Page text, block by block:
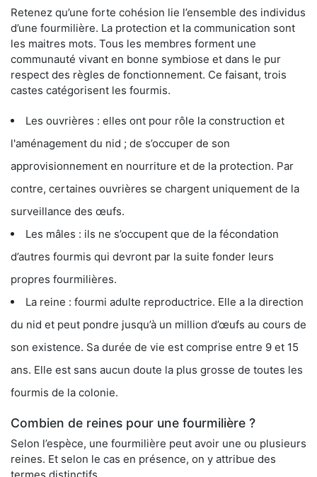
Retenez qu’une forte cohésion lie l’ensemble des individus
d’une fourmilière. La protection et la communication sont
les maitres mots. Tous les membres forment une
communauté vivant en bonne symbiose et dans le pur
respect des règles de fonctionnement. Ce faisant, trois
castes catégorisent les fourmis.
Les ouvrières : elles ont pour rôle la construction et
l'aménagement du nid ; de s’occuper de son
approvisionnement en nourriture et de la protection. Par
contre, certaines ouvrières se chargent uniquement de la
surveillance des œufs.
Les mâles : ils ne s’occupent que de la fécondation
d’autres fourmis qui devront par la suite fonder leurs
propres fourmilières.
La reine : fourmi adulte reproductrice. Elle a la direction
du nid et peut pondre jusqu’à un million d’œufs au cours de
son existence. Sa durée de vie est comprise entre 9 et 15
ans. Elle est sans aucun doute la plus grosse de toutes les
fourmis de la colonie.
Combien de reines pour une fourmilière ?
Selon l’espèce, une fourmilière peut avoir une ou plusieurs
reines. Et selon le cas en présence, on y attribue des